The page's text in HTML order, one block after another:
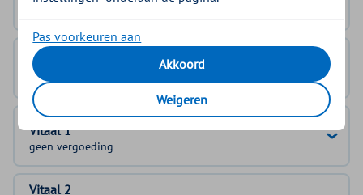
Basis Vitaal
geen vergoeding
Vitaal 1
geen vergoeding
Vitaal 2
Pas voorkeuren aan
Akkoord
Weigeren